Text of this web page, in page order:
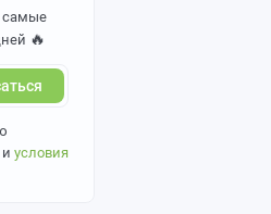
самые
🔥
и условия